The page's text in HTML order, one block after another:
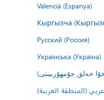
Valencià (Espanya)
Кыргызча
Русский (Россия)
Українська (Україна)
خەلق جۇمھۇرىيىتى)
عربي (المنطقة العربية)